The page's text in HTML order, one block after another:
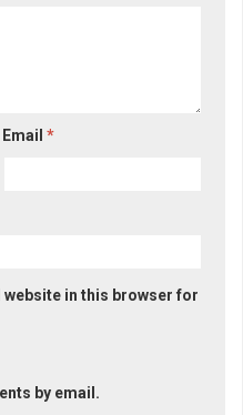
Email*
website in this browser for
by email.